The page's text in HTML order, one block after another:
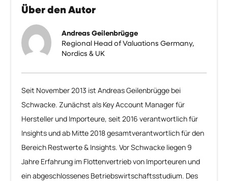
Über den Autor
Andreas Geilenbrügge
Regional Head of Valuations Germany,
Nordics & UK
Seit November 2013 ist Andreas Geilenbrügge bei
Schwacke. Zunächst als Key Account Manager für
Hersteller und Importeure, seit 2016 verantwortlich für
Insights und ab Mitte 2018 gesamtverantwortlich für den
Bereich Restwerte & Insights. Vor Schwacke liegen 9
Jahre Erfahrung im Flottenvertrieb von Importeuren und
ein abgeschlossenes Betriebswirtschaftsstudium. Des